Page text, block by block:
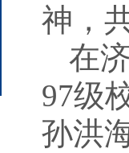
神，
在
97级
孙洪